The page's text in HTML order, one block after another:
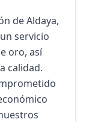
de Aldaya,
servicio
oro, así
calidad.